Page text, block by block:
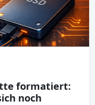
formatiert:
noch